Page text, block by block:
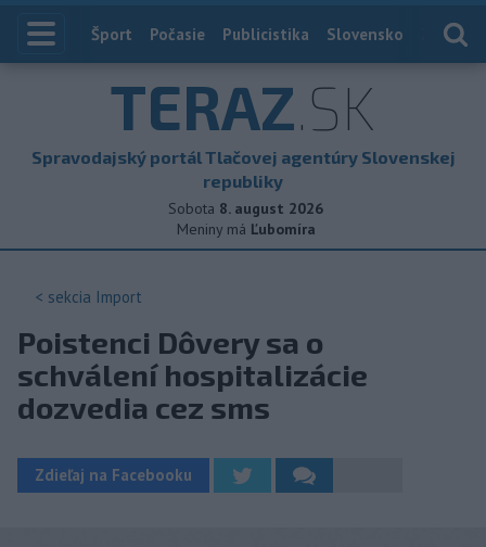
Index
Šport Počasie Publicistika Slovensko
TERAZ.SK
Spravodajský portál Tlačovej agentúry Slovenskej
republiky
Sobota 8. august 2026
Meniny má Ľubomíra
< sekcia Import
Poistenci Dôvery sa o
schválení hospitalizácie
dozvedia cez sms
Zdieľaj na Facebooku